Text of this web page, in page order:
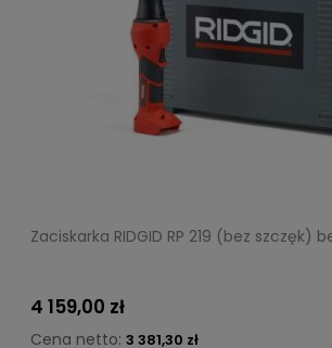
Zaciskarka RIDGID RP 219 (bez szczęk)
4 159,00 zł
Cena netto: 3 381,30 zł